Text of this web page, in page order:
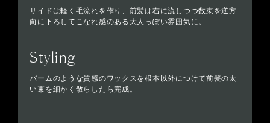
サイドは軽く毛流れを作り、前髪は右に流しつつ数束を逆方
向に下ろしてこなれ感のある大人っぽい雰囲気に。
Styling
バームのような質感のワックスを根本以外につけて前髪の太
い束を細かく散らしたら完成。